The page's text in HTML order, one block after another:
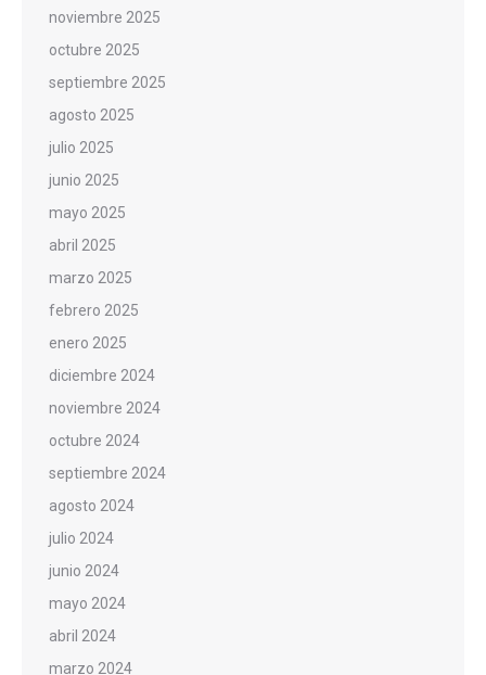
noviembre 2025
octubre 2025
septiembre 2025
agosto 2025
julio 2025
junio 2025
mayo 2025
abril 2025
marzo 2025
febrero 2025
enero 2025
diciembre 2024
noviembre 2024
octubre 2024
septiembre 2024
agosto 2024
julio 2024
junio 2024
mayo 2024
abril 2024
marzo 2024